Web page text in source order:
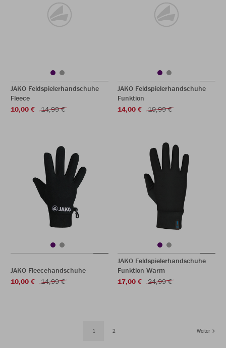
JAKO Feldspielerhandschuhe
Fleece
10,00 €
14,99 €
JAKO Feldspielerhandschuhe
Funktion
14,00 €
19,99 €
JAKO Fleecehandschuhe
10,00 €
14,99 €
JAKO Feldspielerhandschuhe
Funktion Warm
17,00 €
24,99 €
1 2 Weiter